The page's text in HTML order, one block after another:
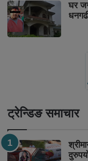
घर
ट्रेन्डिङ समाचार